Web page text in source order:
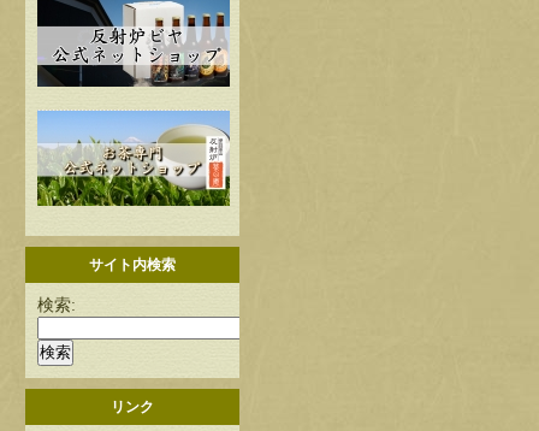
サイト内検索
検索:
リンク